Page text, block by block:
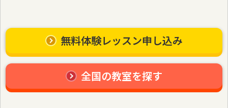
無料体験レッスン申し込み
全国の教室を探す